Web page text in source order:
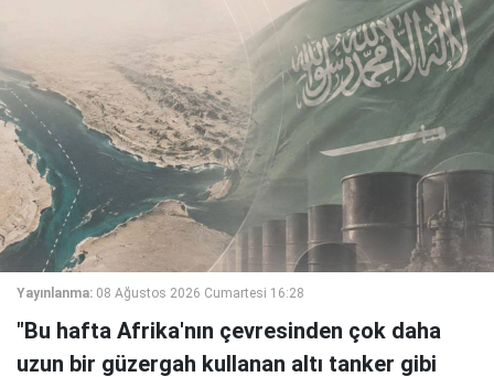
Yayınlanma: 08 Ağustos 2026 Cumartesi 16:28
"Bu hafta Afrika'nın çevresinden çok daha
uzun bir güzergah kullanan altı tanker gibi